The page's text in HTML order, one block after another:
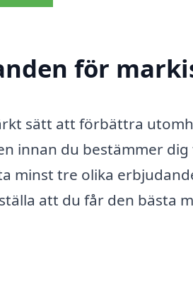
för
sätt att förbättra
innan du bestämmer
minst tre olika
att du får den bästa